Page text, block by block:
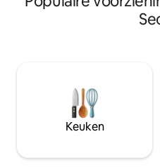
Het is een bijzondere
met een rustige sfeer,
schoonheid van een
combineert met moderne
voorzieningen. (Binnentoilet,
Deze ruime accommodatie
hoofdgebouw, een
Keuken